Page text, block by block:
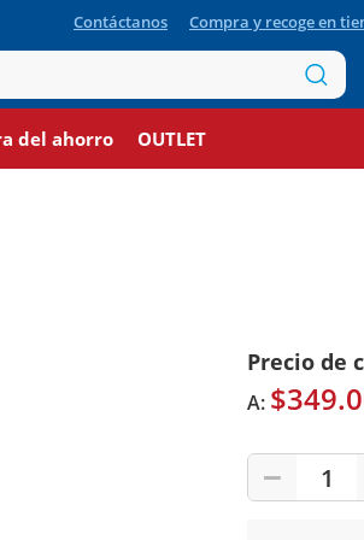
Contáctanos Compra y recoge en
del ahorro OUTLET
Precio de
A:
1